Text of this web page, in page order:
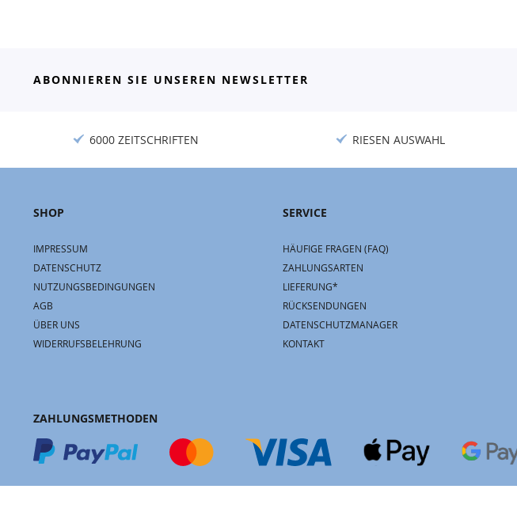
ABONNIEREN SIE UNSEREN NEWSLETTER
6000 ZEITSCHRIFTEN RIESEN AUSWAHL
SHOP
IMPRESSUM
DATENSCHUTZ
NUTZUNGSBEDINGUNGEN
AGB
ÜBER UNS
WIDERRUFSBELEHRUNG
SERVICE
HÄUFIGE FRAGEN (FAQ)
ZAHLUNGSARTEN
LIEFERUNG*
RÜCKSENDUNGEN
DATENSCHUTZMANAGER
KONTAKT
ZAHLUNGSMETHODEN